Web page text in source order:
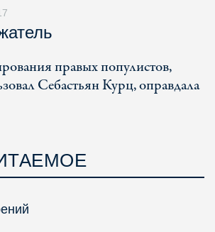
правых популистов,
Себастьян Курц, оправдала